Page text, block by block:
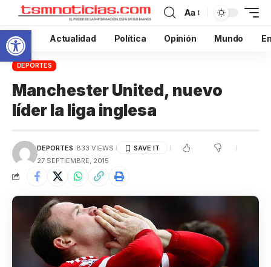
Abrir barra de herramientas
Aa
Inicio Actualidad Política Opinión Mundo
DEPORTES
Manchester United, nuevo
líder la liga inglesa
DEPORTES 833 VIEWS
27 SEPTIEMBRE, 2015